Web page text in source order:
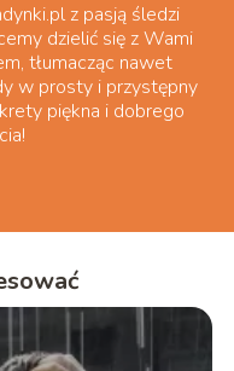
z pasją śledzi
dzielić się z Wami
tłumacząc nawet
w prosty i przystępny
piękna i dobrego